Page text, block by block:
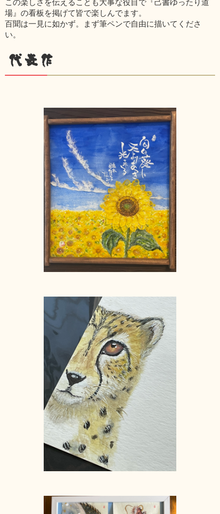
場』の看板を掲げて皆で楽しんでます。
百聞は一見に如かず。まず筆ペンで自由に描いてくださ
い。
代表作